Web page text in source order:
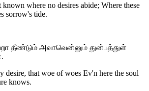
where no desires abide; Where these
sorrow's tide.
தீண்டும் அவாவென்னும் துன்பத்துள்
desire, that woe of woes Ev'n here the soul
knows.